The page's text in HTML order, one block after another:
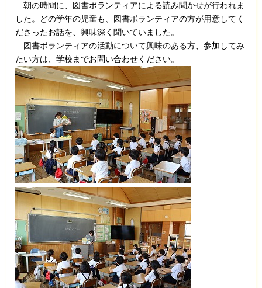
朝の時間に、図書ボランティアによる読み聞かせが行われま
した。どの学年の児童も、図書ボランティアの方が用意してく
ださったお話を、興味深く聞いていました。
図書ボランティアの活動について興味のある方、参加してみ
たい方は、学校までお問い合わせください。